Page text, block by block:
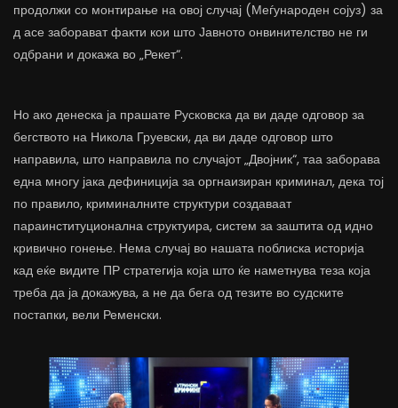
продолжи со монтирање на овој случај (Меѓународен сојуз) за
д асе заборават факти кои што Јавното онвинителство не ги
одбрани и докажа во „Рекет“.
Но ако денеска ја прашате Русковска да ви даде одговор за
бегството на Никола Груевски, да ви даде одговор што
направила, што направила по случајот „Двојник“, таа заборава
една многу јака дефиниција за оргнаизиран криминал, дека тој
по правило, криминалните структури создаваат
параинституционална структуира, систем за заштита од идно
кривично гонење. Нема случај во нашата поблиска историја
кад еќе видите ПР стратегија која што ќе наметнува теза која
треба да ја докажува, а не да бега од тезите во судските
постапки, вели Ременски.